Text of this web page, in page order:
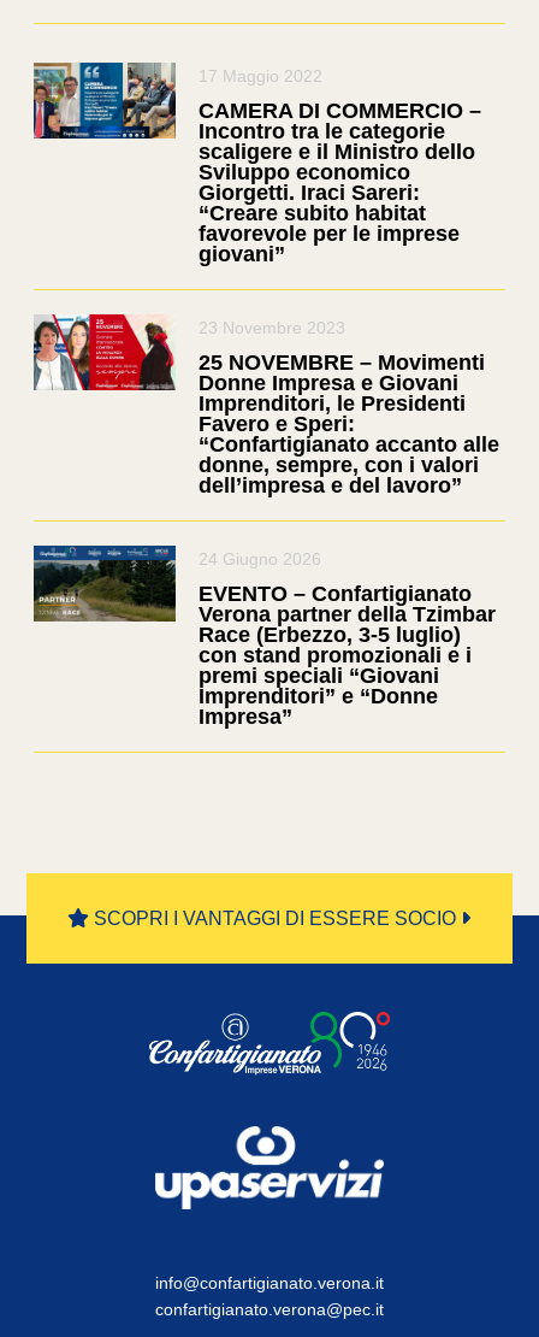
17 Maggio 2022
CAMERA DI COMMERCIO –
Incontro tra le categorie
scaligere e il Ministro dello
Sviluppo economico
Giorgetti. Iraci Sareri:
“Creare subito habitat
favorevole per le imprese
giovani”
23 Novembre 2023
25 NOVEMBRE – Movimenti
Donne Impresa e Giovani
Imprenditori, le Presidenti
Favero e Speri:
“Confartigianato accanto alle
donne, sempre, con i valori
dell’impresa e del lavoro”
24 Giugno 2026
EVENTO – Confartigianato
Verona partner della Tzimbar
Race (Erbezzo, 3-5 luglio)
con stand promozionali e i
premi speciali “Giovani
Imprenditori” e “Donne
Impresa”
SCOPRI I VANTAGGI DI ESSERE SOCIO
info@confartigianato.verona.it
confartigianato.verona@pec.it